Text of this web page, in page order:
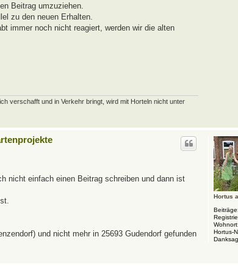
Beitrag umzuziehen.
zu den neuen Erhalten.
immer noch nicht reagiert, werden wir die alten
verschafft und in Verkehr bringt, wird mit Horteln nicht unter
Hortus
Beiträge:
Wohnort:
Hortus-
nicht einfach einen Beitrag schreiben und dann ist
und nicht mehr in 25693 Gudendorf gefunden